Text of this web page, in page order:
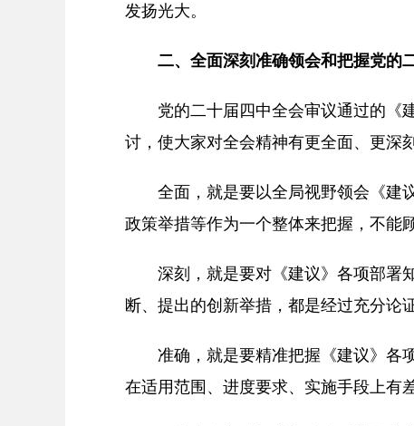
发扬光大。
二、全面深刻准确领会和把握党的
党的二十届四中全会审议通过的《建
讨，使大家对全会精神有更全面、更深
全面，就是要以全局视野领会《建议
政策举措等作为一个整体来把握，不能
深刻，就是要对《建议》各项部署知
断、提出的创新举措，都是经过充分论
准确，就是要精准把握《建议》各项
在适用范围、进度要求、实施手段上有